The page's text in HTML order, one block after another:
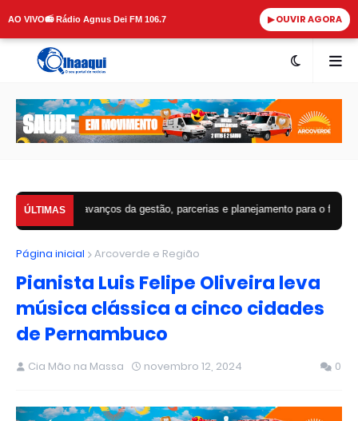
AO VIVO📻 Rádio Agnus Dei FM 106.7 ▶ OUVIR AGORA
ÚLTIMAS
avanços da gestão, parcerias e planejamento para o futuro de Arcoverde
Página inicial Arcoverde e Região
Pianista Luis Felipe Oliveira leva
música clássica a cinco cidades
de Pernambuco
Cia Mão na Massa novembro 12, 2024 0